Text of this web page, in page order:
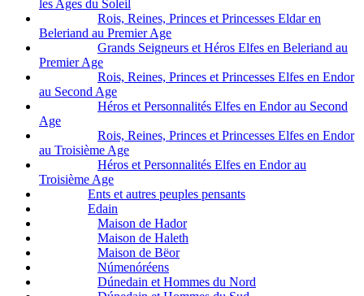
les Ages du Soleil
Rois, Reines, Princes et Princesses Eldar en
Beleriand au Premier Age
Grands Seigneurs et Héros Elfes en Beleriand au
Premier Age
Rois, Reines, Princes et Princesses Elfes en Endor
au Second Age
Héros et Personnalités Elfes en Endor au Second
Age
Rois, Reines, Princes et Princesses Elfes en Endor
au Troisième Age
Héros et Personnalités Elfes en Endor au
Troisième Age
Ents et autres peuples pensants
Edain
Maison de Hador
Maison de Haleth
Maison de Bëor
Númenóréens
Dúnedain et Hommes du Nord